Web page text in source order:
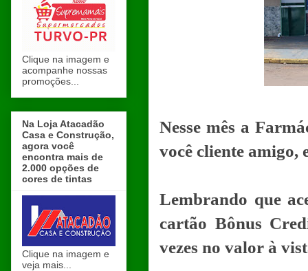
Nesse mês a
você cliente amigo,
Lembrando que
cartão Bônus
vezes no valor à
Clique na imagem e
acompanhe nossas
promoções...
Na Loja Atacadão
Casa e Construção,
agora você
encontra mais de
2.000 opções de
cores de tintas
Clique na imagem e
veja mais...